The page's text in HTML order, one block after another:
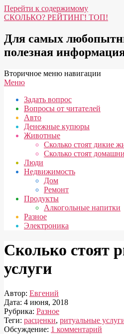
Перейти к содержимому
СКОЛЬКО? РЕЙТИНГ! ТОП!
Для самых
полезная
Вторичное меню навигации
Меню
Задать вопрос
Вопросы от читателей
Авто
Денежные купюры
Животные
Сколько стоят дикие
Сколько стоят
Люди
Недвижимость
Дом
Ремонт
Продукты
Алкогольные напитки
Разное
Электроника
Сколько стоят
услуги
Автор: Евгений
Дата: 4 июня, 2018
Рубрика: Разное
Теги: расценки, ритуальные
Обсуждение: 1 комментарий